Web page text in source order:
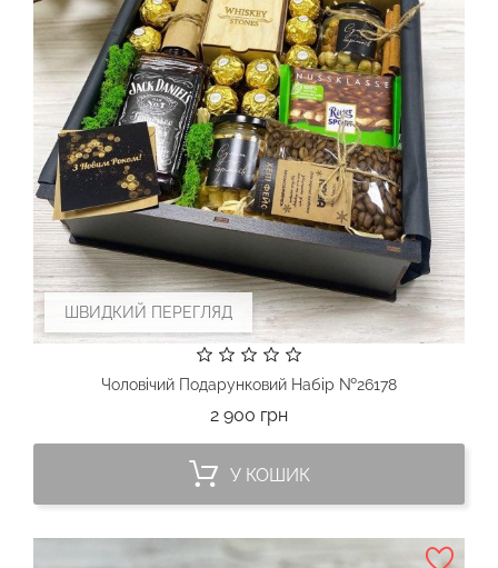
ШВИДКИЙ ПЕРЕГЛЯД
Чоловічий Подарунковий Набір №26178
2 900 грнЦіна
У КОШИК